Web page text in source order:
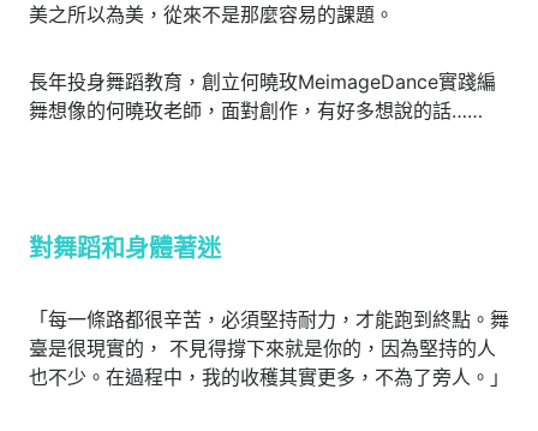
美之所以為美，從來不是那麼容易的課題。
長年投身舞蹈教育，創立何曉玫MeimageDance實踐編
舞想像的何曉玫老師，面對創作，有好多想說的話……
對舞蹈和身體著迷
「每一條路都很辛苦，必須堅持耐力，才能跑到終點。舞
臺是很現實的， 不見得撐下來就是你的，因為堅持的人
也不少。在過程中，我的收穫其實更多，不為了旁人。」